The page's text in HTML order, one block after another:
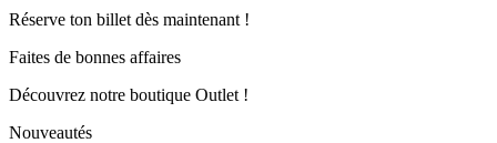
Réserve ton billet dès maintenant !
Faites de bonnes affaires
Découvrez notre boutique Outlet !
Nouveautés